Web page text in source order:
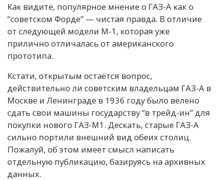
Как видите, популярное мнение о ГАЗ-А как о
“советском Форде” — чистая правда. В отличие
от следующей модели М-1, которая уже
прилично отличалась от американского
прототипа.
Кстати, открытым остаётся вопрос,
действительно ли советским владельцам ГАЗ-А в
Москве и Ленинграде в 1936 году было велено
сдать свои машины государству “в трейд-ин” для
покупки нового ГАЗ-М1. Дескать, старые ГАЗ-А
сильно портили внешний вид обеих столиц.
Пожалуй, об этом имеет смысл написать
отдельную публикацию, базируясь на архивных
данных.